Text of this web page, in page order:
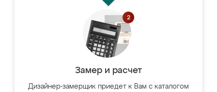
Замер и расчет
Дизайнер-замерщик приедет к Вам с каталогом